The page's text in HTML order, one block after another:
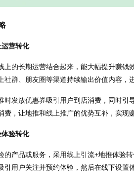
运营转化
上的长期运营结合起来，能大幅提升赚钱
社群、朋友圈等渠道持续输出价值内容，
时发放优惠券吸引用户到店消费，同时引
费，让地推和线上推广的优势互补，实现
体验转化
的产品或服务，采用线上引流+地推体验
引用户关注并预约体验，然后在线下设置